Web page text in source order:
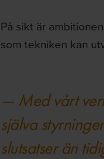
På sikt är
som tekniken kan
— Med vårt
själva
slutsatser än